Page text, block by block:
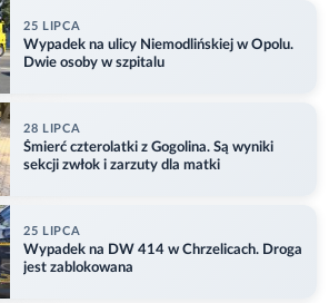
25 LIPCA
Wypadek na ulicy Niemodlińskiej w Opolu.
Dwie osoby w szpitalu
28 LIPCA
Śmierć czterolatki z Gogolina. Są wyniki
sekcji zwłok i zarzuty dla matki
25 LIPCA
Wypadek na DW 414 w Chrzelicach. Droga
jest zablokowana